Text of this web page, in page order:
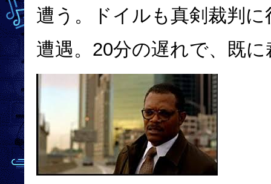
遭う。ドイルも真剣裁判
遭遇。20分の遅れで、既